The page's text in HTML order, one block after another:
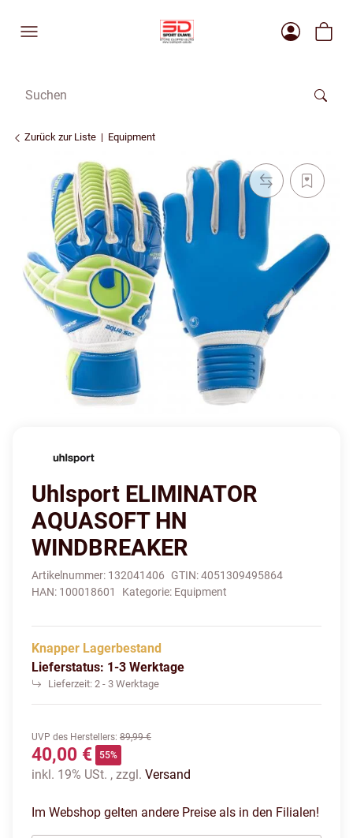
Zurück zur Liste Equipment
Uhlsport ELIMINATOR
AQUASOFT HN
WINDBREAKER
Artikelnummer: 132041406 GTIN:4051309495864
HAN: 100018601 Kategorie: Equipment
Knapper Lagerbestand
Lieferstatus: 1-3 Werktage
Lieferzeit: 2 - 3 Werktage
UVP des Herstellers: 89,99 €
40,00 € 55%
inkl. 19% USt. , zzgl. Versand
Im Webshop gelten andere Preise als in den Filialen!